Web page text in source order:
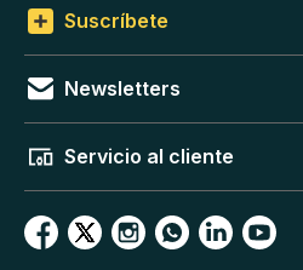
Suscríbete
Newsletters
Servicio al cliente